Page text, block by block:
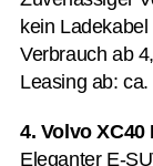
kein
Verbrauch ab
Leasing ab:
4. Volvo XC40
Eleganter E-